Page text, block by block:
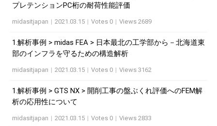
プレテンションPC桁の耐荷性能評価
midasitjapan | 2021.03.15 | Votes 0 | Views 2689
1.解析事例 > midas FEA > 日本最北の工学部から－北海道東
部のインフラを守るための構造解析
midasitjapan | 2021.03.15 | Votes 0 | Views 3162
1.解析事例 > GTS NX > 開削工事の盤ぶくれ評価へのFEM解
析の応用性について
midasitjapan | 2021.03.15 | Votes 0 | Views 2833